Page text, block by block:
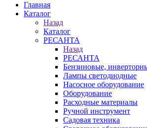
Главная
Каталог
Назад
Каталог
РЕСАНТА
Назад
РЕСАНТА
Бензиновые,
Лампы светодиодные
Насосное оборудование
Оборудование
Расходные материалы
Ручной инструмент
Садовая техника